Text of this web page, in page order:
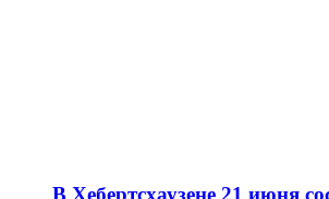
В Хебертсхаузене 21 июня